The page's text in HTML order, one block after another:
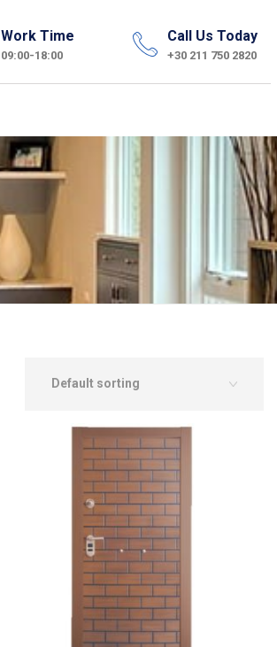
Work Time
09:00-18:00
Call Us Today
+30 211 750 2820